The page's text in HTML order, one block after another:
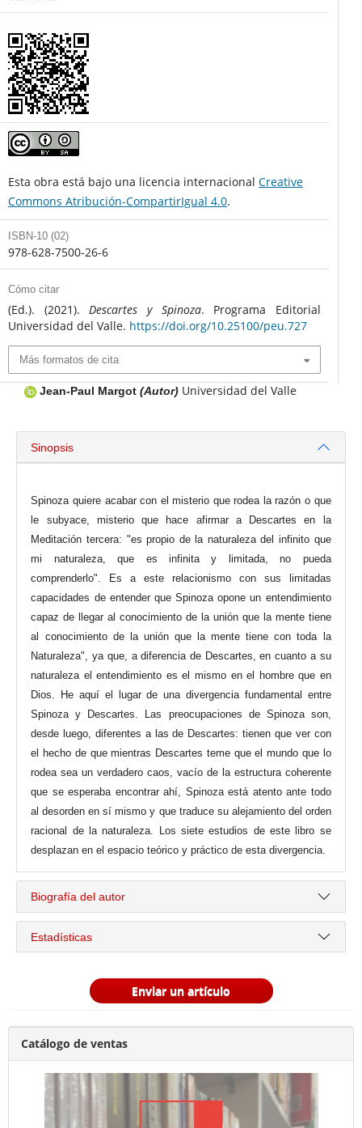
Esta obra está bajo una licencia internacional Creative
Commons Atribución-CompartirIgual 4.0.
ISBN-10 (02)
978-628-7500-26-6
Cómo citar
(Ed.). (2021).Descartes y Spinoza. Programa Editorial
Universidad del Valle. https://doi.org/10.25100/peu.727
Más formatos de cita
Jean-Paul Margot (Autor) Universidad del Valle
Sinopsis
Spinoza quiere acabar con el misterio que rodea la razón o que
le subyace, misterio que hace afirmar a Descartes en la
Meditación tercera: "es propio de la naturaleza del infinito que
mi naturaleza, que es infinita y limitada, no pueda
comprenderlo". Es a este relacionismo con sus limitadas
capacidades de entender que Spinoza opone un entendimiento
capaz de llegar al conocimiento de la unión que la mente tiene
al conocimiento de la unión que la mente tiene con toda la
Naturaleza", ya que, a diferencia de Descartes, en cuanto a su
naturaleza el entendimiento es el mismo en el hombre que en
Dios. He aquí el lugar de una divergencia fundamental entre
Spinoza y Descartes. Las preocupaciones de Spinoza son,
desde luego, diferentes a las de Descartes: tienen que ver con
el hecho de que mientras Descartes teme que el mundo que lo
rodea sea un verdadero caos, vacío de la estructura coherente
que se esperaba encontrar ahí, Spinoza está atento ante todo
al desorden en sí mismo y que traduce su alejamiento del orden
racional de la naturaleza. Los siete estudios de este libro se
desplazan en el espacio teórico y práctico de esta divergencia.
Biografía del autor
Estadísticas
Enviar un artículo
Catálogo de ventas